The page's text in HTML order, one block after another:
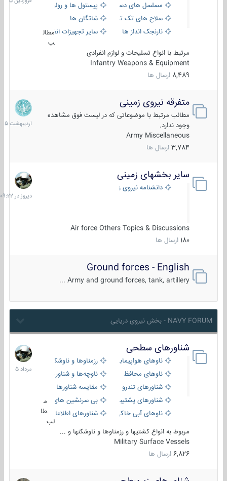
مسلسل های دستی
پیستول ها و رولورها
سلاح های تک تیر اندازیشاتگان ها
نارنجک انداز ها
سایر تجهیزات انفرادی
مطال
ب
مرتبط با انواع تسلیحات و لوازم انفرادی
Infantry Weapons & Equipment
8,489 ارسال ها
متفرقه نیروی زمینی
مطالب مرتبط با موضوعاتی که در لیست فوق مشاهده
وجود ندارد.
Army Miscellaneous
3,784 ارسال ها
27
1405
سایر بخشهای زمینی
دانشنامه نیروی زمینی
Air force Others Topics & Discussions
180 ارسال ها
دیروز
در
09:22
Ground forces - English
Army and ground forces, tank, artillery ...
NAVY FORUM - بخش نیروی دریایی
شناورهای سطحی
ناوهای هواپیمابر و بالگرد بررزمناوها و ناوشکن‌ها
ناوهای محافظ
ناوچه‌ها و شناورهای گشتی
شناورهای تندرو
مقایسه شناورها
شناورهای پشتیبانی
بی سرنشین های دریایی
ناوهای آبی خاکی و نیروبرشناورهای اطلاعاتی و جاسوسی
طا
لب
مربوط به انواع کشتیها و رزمناوها و ناوشکنها و ...
Military Surface Vessels
6,826 ارسال ها
2
مرداد
1405